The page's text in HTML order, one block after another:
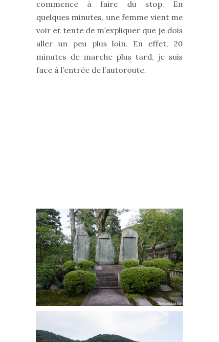
commence à faire du stop. En
quelques minutes, une femme vient me
voir et tente de m’expliquer que je dois
aller un peu plus loin. En effet, 20
minutes de marche plus tard, je suis
face à l’entrée de l’autoroute.